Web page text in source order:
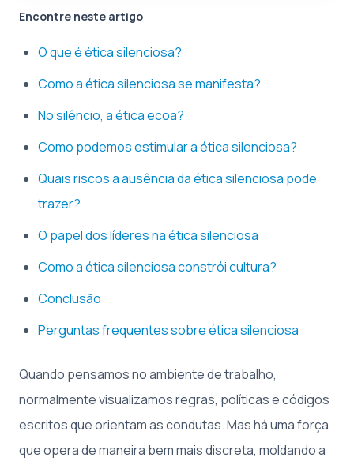
Encontre neste artigo
O que é ética silenciosa?
Como a ética silenciosa se manifesta?
No silêncio, a ética ecoa?
Como podemos estimular a ética silenciosa?
Quais riscos a ausência da ética silenciosa pode
trazer?
O papel dos líderes na ética silenciosa
Como a ética silenciosa constrói cultura?
Conclusão
Perguntas frequentes sobre ética silenciosa
Quando pensamos no ambiente de trabalho,
normalmente visualizamos regras, políticas e códigos
escritos que orientam as condutas. Mas há uma força
que opera de maneira bem mais discreta, moldando a